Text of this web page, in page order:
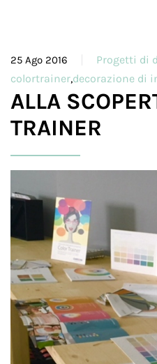
25 Ago 2016
Progetti di
colortrainer,decorazione di
ALLA
TRAINER